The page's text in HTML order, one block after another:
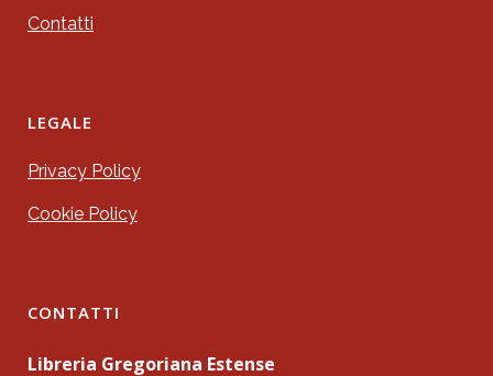
Contatti
LEGALE
Privacy Policy
Cookie Policy
CONTATTI
Libreria Gregoriana Estense